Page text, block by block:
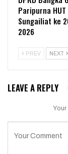
Paripurna
Sungailiat ke
2026
PREV NEXT
LEAVE A REPLY
Your